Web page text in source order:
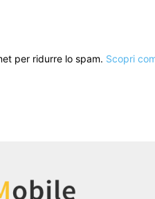
per ridurre lo spam. Scopri